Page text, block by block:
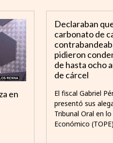
en
Declaraban
carbonato de
pidieron
de hasta ocho
de cárcel
El fiscal Gabriel
presentó sus
Tribunal Oral en lo
Económico